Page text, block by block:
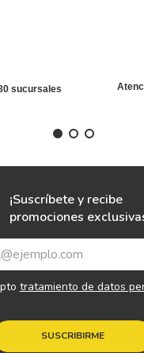
sucursales
¡Suscríbete y recibe
promociones
SUSCRIBIRME
tratamiento de datos